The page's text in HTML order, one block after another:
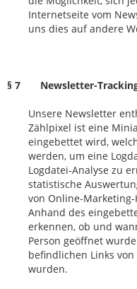
Internetseite vom
uns dies auf andere
§ 7 Newsletter-
Unsere Newsletter
Zählpixel ist eine
eingebettet wird,
werden, um eine
Logdatei-Analyse zu
statistische
von Online-
Anhand des
erkennen, ob und
Person geöffnet
befindlichen Links
wurden.